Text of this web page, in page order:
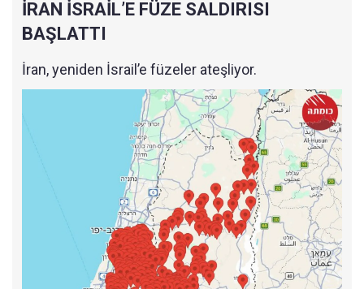
komutanının bulunduğu yer vuruldu ve ağır
darbe alındı. Siyonist rejimin başbakanının
İRAN İSRAİL’E FÜZE SALDIRISI
BAŞLATTI
İran, yeniden İsrail’e füzeler ateşliyor.